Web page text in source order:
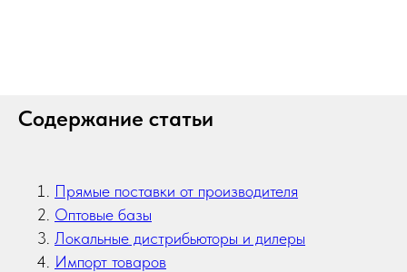
Содержание статьи
Прямые поставки от производителя
Оптовые базы
Локальные дистрибьюторы и дилеры
Импорт товаров